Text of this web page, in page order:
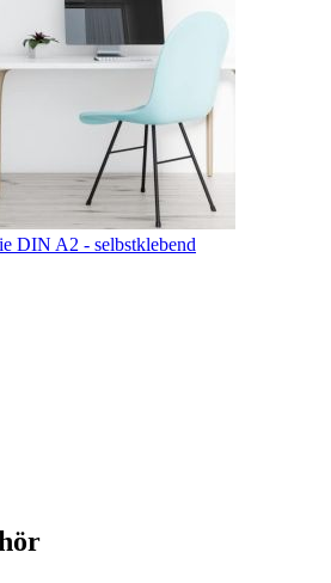
DIN A2 - selbstklebend